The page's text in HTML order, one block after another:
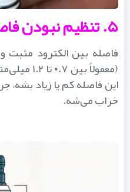
فاصله بین الکترود مثبت
(معمولاً بین
این فاصله کم یا زیاد
خراب می‌شه.